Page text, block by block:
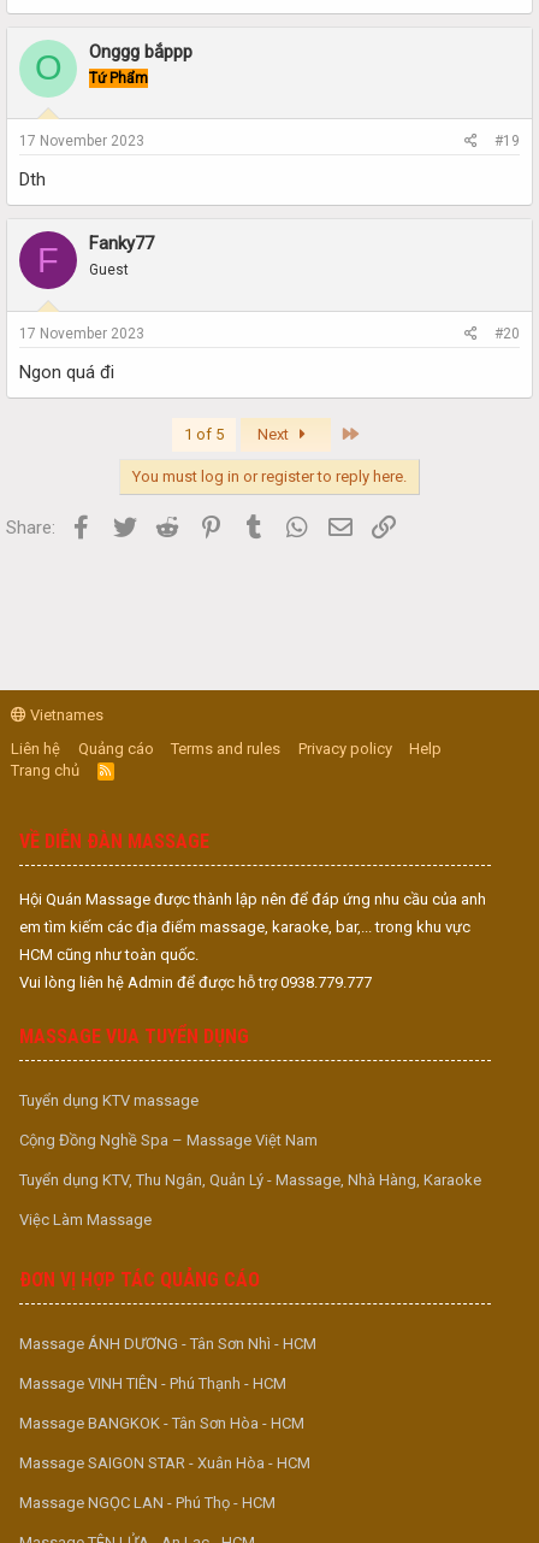
O Onggg bắppp
Tứ Phẩm
17 November 2023 #19
Dth
F Fanky77
Guest
17 November 2023 #20
Ngon quá đi
1 of 5 Next
You must log in or register to reply here.
Share: Facebook
Twitter Reddit PinterestTumblr WhatsApp
Email
Vietnames
Liên hệ
Quảng cáo Terms and rules Privacy policy
Help
Trang chủ
R
S
VỀ DIỄN ĐÀN MASSAGE
Hội Quán Massage được thành lập nên để đáp ứng nhu cầu của anh
em tìm kiếm các địa điểm massage, karaoke, bar,... trong khu vực
HCM cũng như toàn quốc.
Vui lòng liên hệ Admin để được hỗ trợ 0938.779.777
MASSAGE VUA TUYỂN DỤNG
Tuyển dụng KTV massage
Cộng Đồng Nghề Spa – Massage Việt Nam
Tuyển dụng KTV, Thu Ngân, Quản Lý - Massage, Nhà Hàng, Karaoke
Việc Làm Massage
ĐƠN VỊ HỢP TÁC QUẢNG CÁO
Massage ÁNH DƯƠNG - Tân Sơn Nhì - HCM
Massage VINH TIÊN - Phú Thạnh - HCM
Massage BANGKOK - Tân Sơn Hòa - HCM
Massage SAIGON STAR - Xuân Hòa - HCM
Massage NGỌC LAN - Phú Thọ - HCM